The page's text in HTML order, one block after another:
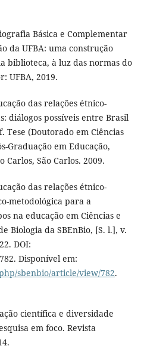
Básica e Complementar
da UFBA: uma construção
biblioteca, à luz das normas do
UFBA, 2019.
das relações étnico-
diálogos possíveis entre Brasil
Tese (Doutorado em Ciências
Graduação em Educação,
Carlos, São Carlos. 2009.
das relações étnico-
metodológica para a
na educação em Ciências e
Biologia da SBEnBio, [S. l.], v.
DOI:
Disponível em:
sbenbio/article/view/782.
científica e diversidade
em foco. Revista